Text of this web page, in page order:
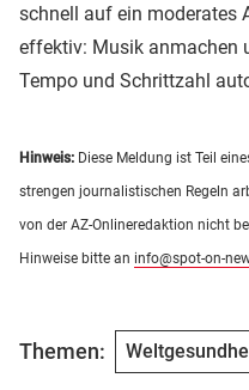
schnell auf ein moderates
effektiv: Musik anmachen
Tempo und Schrittzahl
Hinweis: Diese Meldung ist Teil
strengen journalistischen Regeln
von der AZ-Onlineredaktion nicht
Hinweise bitte an info@spot-on-
Themen: